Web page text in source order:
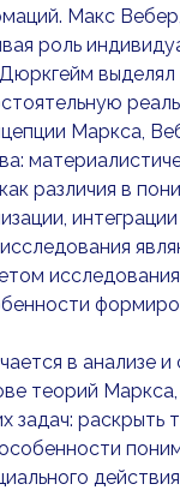
Макс
роль
Маркса,
различия в
в анализе
теорий
раскрыть